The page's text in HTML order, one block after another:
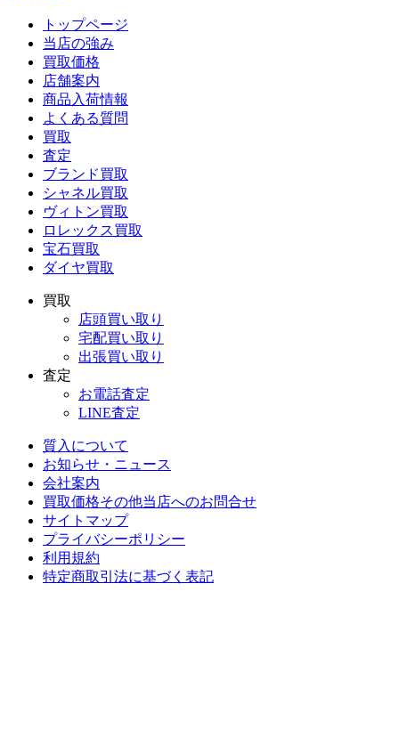
トップページ
当店の強み
買取価格
店舗案内
商品入荷情報
よくある質問
買取
査定
ブランド買取
シャネル買取
ヴィトン買取
ロレックス買取
宝石買取
ダイヤ買取
買取
店頭買い取り
宅配買い取り
出張買い取り
査定
お電話査定
LINE査定
質入について
お知らせ・ニュース
会社案内
買取価格その他当店へのお問合せ
サイトマップ
プライバシーポリシー
利用規約
特定商取引法に基づく表記